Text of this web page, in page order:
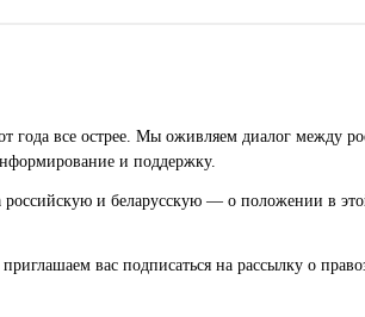
года все острее. Мы оживляем диалог между
и поддержку.
и беларусскую — о положении в
вас подписаться на рассылку о